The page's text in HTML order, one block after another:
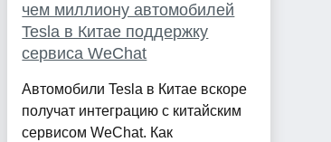
чем миллиону автомобилей
Tesla в Китае поддержку
сервиса WeChat
Автомобили Tesla в Китае вскоре
получат интеграцию с китайским
сервисом WeChat. Как